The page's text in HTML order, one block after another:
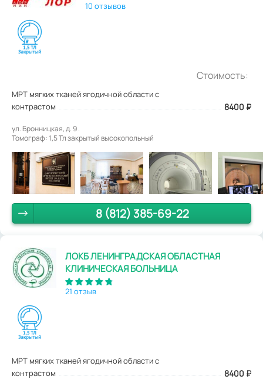
10 отзывов
Стоимость:
МРТ мягких тканей ягодичной области с
контрастом
8400 ₽
ул. Бронницкая, д. 9 .
Томограф: 1,5 Тл закрытый высокопольный
8 (812) 385-69-22
ЛОКБ ЛЕНИНГРАДСКАЯ ОБЛАСТНАЯ
КЛИНИЧЕСКАЯ БОЛЬНИЦА
21 отзыв
МРТ мягких тканей ягодичной области с
контрастом
8400 ₽